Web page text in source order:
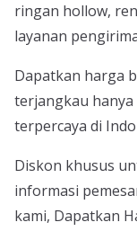
ringan hollow,
layanan
Dapatkan harga
terjangkau
terpercaya di
Diskon khusus
informasi
kami, Dapatkan